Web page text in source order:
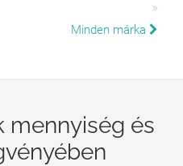
Minden márka
mennyiség és